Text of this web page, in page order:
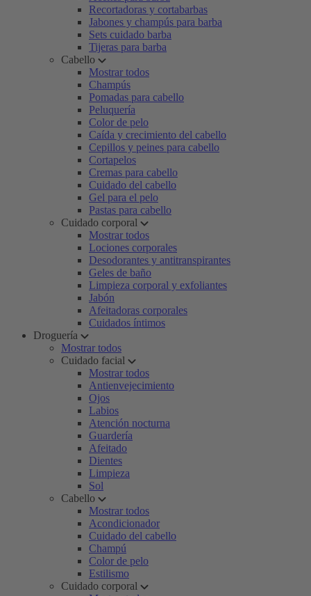
Recortadoras y cortabarbas
Jabones y champús para barba
Sets cuidado barba
Tijeras para barba
Cabello
Mostrar todos
Champús
Pomadas para cabello
Peluquería
Color de pelo
Caída y crecimiento del cabello
Cepillos y peines para cabello
Cortapelos
Cremas para cabello
Cuidado del cabello
Gel para el pelo
Pastas para cabello
Cuidado corporal
Mostrar todos
Lociones corporales
Desodorantes y antitranspirantes
Geles de baño
Limpieza corporal y exfoliantes
Jabón
Afeitadoras corporales
Cuidados íntimos
Droguería
Mostrar todos
Cuidado facial
Mostrar todos
Antienvejecimiento
Ojos
Labios
Atención nocturna
Guardería
Afeitado
Dientes
Limpieza
Sol
Cabello
Mostrar todos
Acondicionador
Cuidado del cabello
Champú
Color de pelo
Estilismo
Cuidado corporal